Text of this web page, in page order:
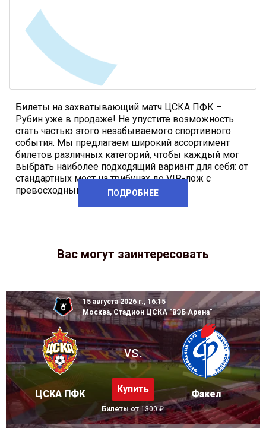
Билеты на захватывающий матч ЦСКА ПФК –
Рубин уже в продаже! Не упустите возможность
стать частью этого незабываемого спортивного
события. Мы предлагаем широкий ассортимент
билетов различных категорий, чтобы каждый мог
выбрать наиболее подходящий вариант для себя: от
стандартных мест на трибунах до VIP-лож с
превосходным видом наПОДРОБНЕЕ
Вас могут заинтересовать
15 августа 2026 г., 16:15
Москва, Стадион ЦСКА "ВЭБ Арена"
ЦСКА ПФК
vs.
Купить
Билеты от1300 ₽
Факел